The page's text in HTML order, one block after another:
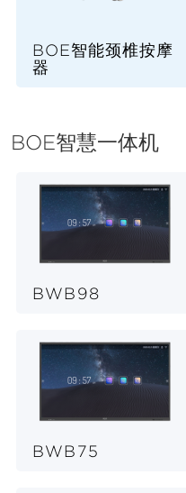
BOE智能颈椎按摩
器
BOE智慧一体机
BWB98
BWB75